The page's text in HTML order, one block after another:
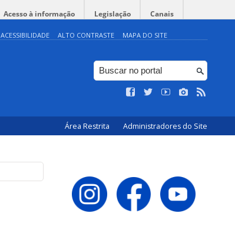
Acesso à informação Legislação Canais
ACESSIBILIDADE ALTO CONTRASTE MAPA DO SITE
Área Restrita Administradores do Site